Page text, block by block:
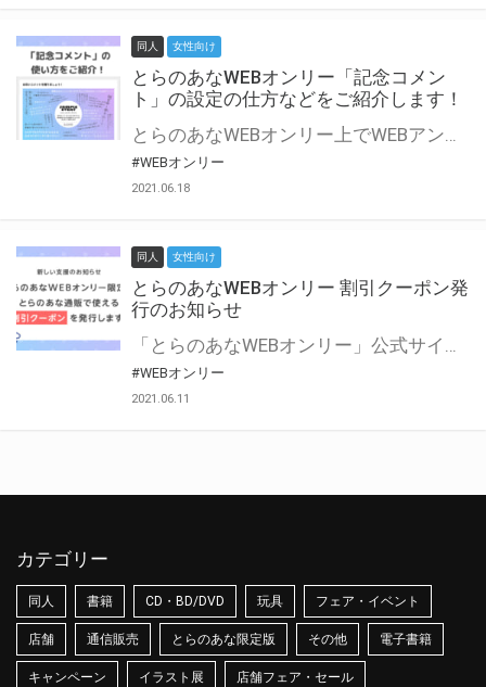
同人 女性向け
とらのあなWEBオンリー「記念コメン
ト」の設定の仕方などをご紹介します！
とらのあなWEBオンリー上でWEBアンソロジーが作成できる「記念コメント」について、その使い方や作成手順を解説します！ 支援タイプを「サークル参加型」「サークル参加型・マルシェ(イベント会場)機能付き」でお申し込みいただいている主催者様はぜひご活用ください♪ とらのあなWEBオンリーサイトはこちら
#WEBオンリー
2021.06.18
同人 女性向け
とらのあなWEBオンリー 割引クーポン発
行のお知らせ
「とらのあなWEBオンリー」公式サイトでとらのあな通販の「割引クーポン」を配布中！ イベントごとに開催当日限定で使える割引クーポンのシリアルコードを発行します。 とらのあなWEBオンリーのページをチェックして、イベント当日にお得にお買い物を楽しみましょう♪ ※本キャンペーンは予告なく終了する場合がございます。 とらのあなWEBオンリーサイトはこちら
#WEBオンリー
2021.06.11
カテゴリー
同人 書籍 CD・BD/DVD 玩具 フェア・イベント
店舗 通信販売 とらのあな限定版 その他 電子書籍
キャンペーン イラスト展 店舗フェア・セール